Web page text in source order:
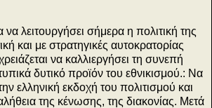
να λειτουργήσει σήμερα η πολιτική της
και με στρατηγικές αυτοκρατορίας
να καλλιεργήσει τη συνεπή
δυτικό προϊόν του εθνικισμού.: Να
ελληνική εκδοχή του πολιτισμού και
της κένωσης, της διακονίας. Μετά